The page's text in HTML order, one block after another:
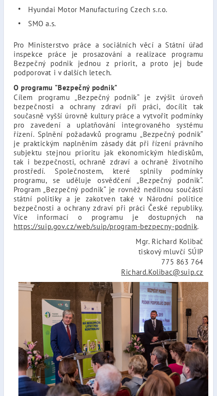
Hyundai Motor Manufacturing Czech s.r.o.
SMO a.s.
Pro Ministerstvo práce a sociálních věcí a Státní úřad
inspekce práce je prosazování a realizace programu
Bezpečný podnik jednou z priorit, a proto jej bude
podporovat i v dalších letech.
O programu "Bezpečný podnik"
Cílem programu „Bezpečný podnik“ je zvýšit úroveň
bezpečnosti a ochrany zdraví při práci, docílit tak
současně vyšší úrovně kultury práce a vytvořit podmínky
pro zavedení a uplatňování integrovaného systému
řízení. Splnění požadavků programu „Bezpečný podnik“
je praktickým naplněním zásady dát při řízení právního
subjektu stejnou prioritu jak ekonomickým hlediskům,
tak i bezpečnosti, ochraně zdraví a ochraně životního
prostředí. Společnostem, které splnily podmínky
programu, se uděluje osvědčení „Bezpečný podnik“.
Program „Bezpečný podnik“ je rovněž nedílnou součástí
státní politiky a je zakotven také v Národní politice
bezpečnosti a ochrany zdraví při práci České republiky.
Více informací o programu je dostupných na
https://suip.gov.cz/web/suip/program-bezpecny-podnik.
Mgr. Richard Kolibač
tiskový mluvčí SÚIP
775 863 764
Richard.Kolibac@suip.cz